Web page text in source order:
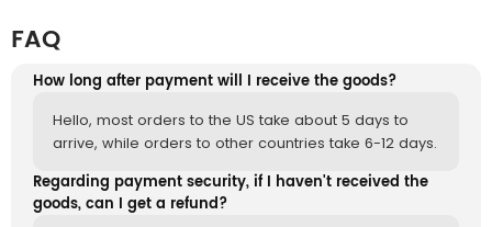
FAQ
How long after payment will I receive the goods?
Hello, most orders to the US take about 5 days to
arrive, while orders to other countries take 6-12 days.
Regarding payment security, if I haven't received the
goods, can I get a refund?